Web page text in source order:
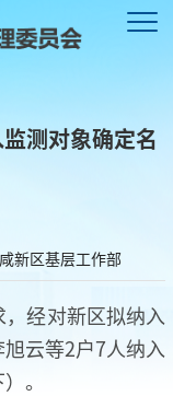
测对象确定名
新区基层工作部
经对新区拟纳入
云等2户7人纳入
。